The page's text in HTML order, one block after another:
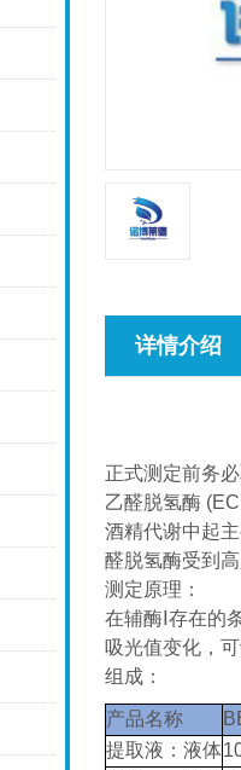
详情介绍
正式测定前务
乙醛脱氢酶
酒精代谢中起
醛脱氢酶受到
测定原理：
在辅酶Ⅰ存在的
吸光值变化，
组成：
产品名称
提取液：液体